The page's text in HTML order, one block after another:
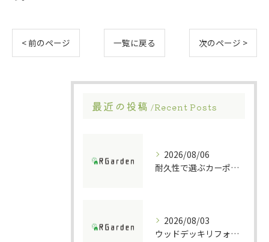
< 前のページ 一覧に戻る 次のページ >
最近の投稿 Recent Posts
2026/08/06
耐久性で選ぶカーポート素材の特徴
2026/08/03
ウッドデッキリフォームの重要ポイント解説